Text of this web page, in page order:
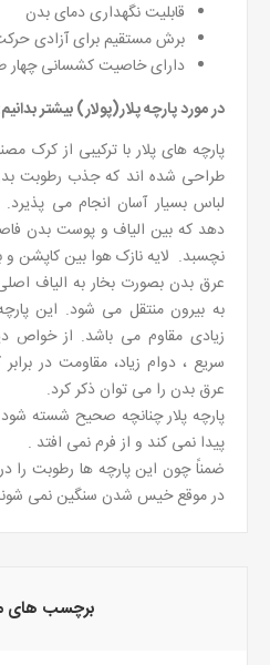
قابلیت نگهداری دمای بدن
برش مستقیم برای آزادی
دارای خاصیت کشسانی چهار
در مورد پارچه پلار(پولار) بیشتر
پارچه های پلار با ترکیبی از کرک
طراحی شده اند که جذب رطوبت
لباس بسیار آسان انجام می پذیرد.
دهد که بین الیاف و پوست بدن
نچسبد. لایه نازک هوا بین کاپشن
عرق بدن بصورت بخار به الیاف
به بیرون منتقل می شود. این
زیادی مقاوم می باشد. از
سریع ، دوام زیاد، مقاومت در
عرق بدن را می توان ذکر کرد.
پارچه پلار چنانچه صحیح شسته
پیدا نمی کند و از فرم نمی افتد .
ضمناً چون این پارچه ها رطوبت را
در موقع خیس شدن سنگین نمی
برچسب های